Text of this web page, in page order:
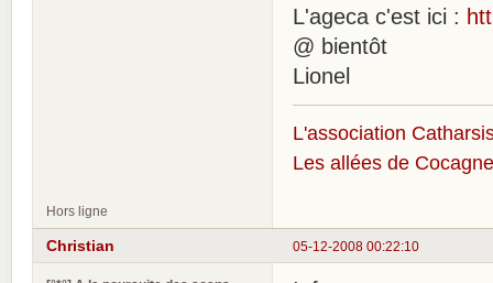
L'ageca c'est ici :
@ bientôt
Lionel
L'association
Les allées de
Hors ligne
05-12-2008 00:22:10
Christian